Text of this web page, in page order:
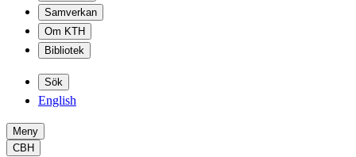
Samverkan
Om KTH
Bibliotek
Sök
English
Meny
CBH